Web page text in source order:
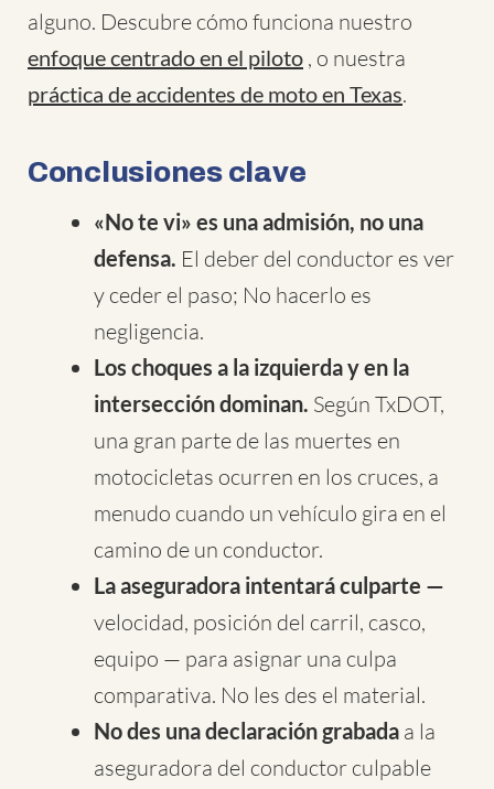
alguno. Descubre cómo funciona nuestro
enfoque centrado en el piloto , o nuestra
práctica de accidentes de moto en Texas.
Conclusiones clave
«No te vi» es una admisión, no una
defensa. El deber del conductor es ver
y ceder el paso; No hacerlo es
negligencia.
Los choques a la izquierda y en la
intersección dominan. Según TxDOT,
una gran parte de las muertes en
motocicletas ocurren en los cruces, a
menudo cuando un vehículo gira en el
camino de un conductor.
La aseguradora intentará culparte —
velocidad, posición del carril, casco,
equipo — para asignar una culpa
comparativa. No les des el material.
No des una declaración grabada a la
aseguradora del conductor culpable